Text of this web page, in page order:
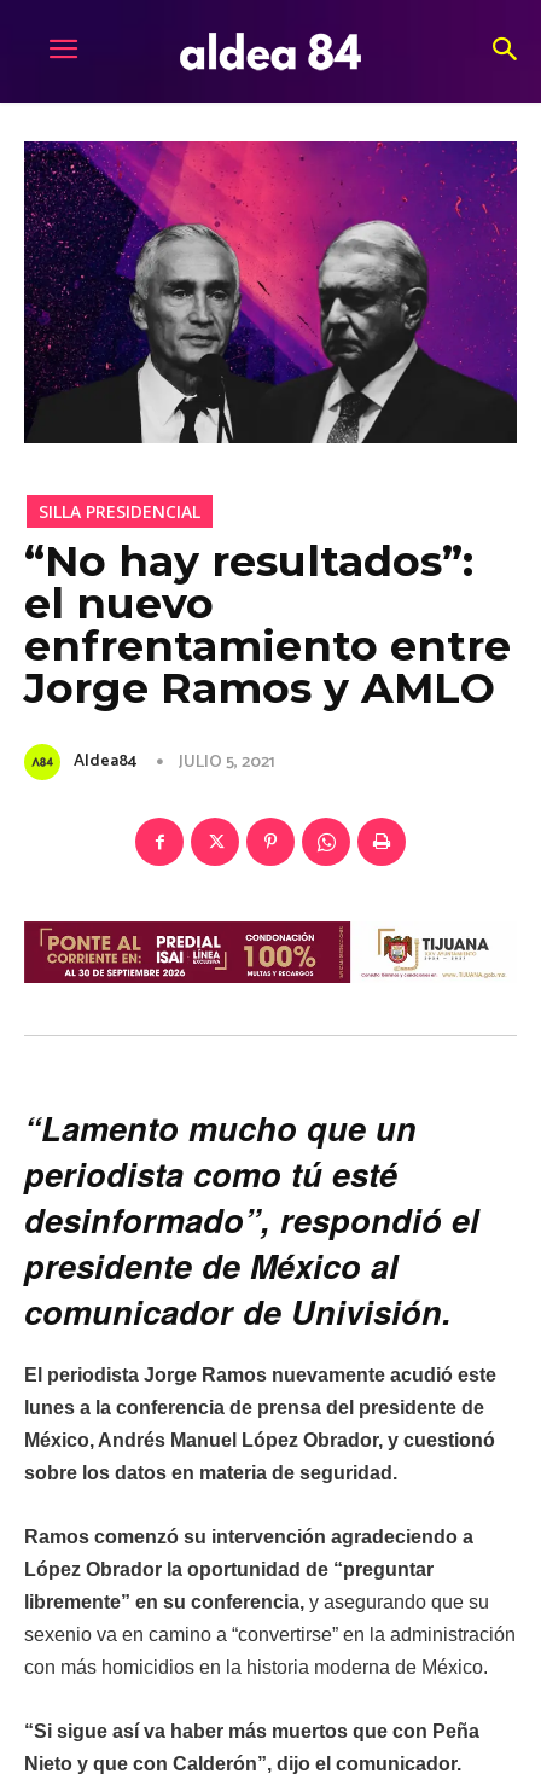
SILLA PRESIDENCIAL
“No hay resultados”:
el nuevo
enfrentamiento entre
Jorge Ramos y AMLO
Aldea84 JULIO 5, 2021
“Lamento mucho que un
periodista como tú esté
desinformado”, respondió el
presidente de México al
comunicador de Univisión.
El periodista Jorge Ramos nuevamente acudió este
lunes a la conferencia de prensa del presidente de
México, Andrés Manuel López Obrador, y cuestionó
sobre los datos en materia de seguridad.
Ramos comenzó su intervención agradeciendo a
López Obrador la oportunidad de “preguntar
libremente” en su conferencia, y asegurando que su
sexenio va en camino a “convertirse” en la administración
con más homicidios en la historia moderna de México.
“Si sigue así va haber más muertos que con Peña
Nieto y que con Calderón”, dijo el comunicador.